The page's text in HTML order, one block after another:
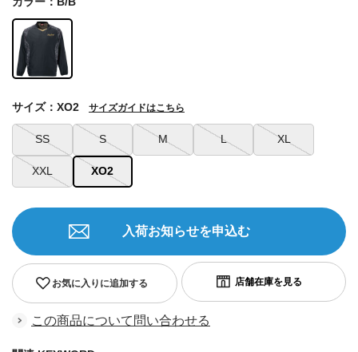
SS S M L XL
XXL XO2
サイズ：XO2 サイズガイドはこちら
お気に入りに追加する
入荷お知らせを申込む
この商品について問い合わせる